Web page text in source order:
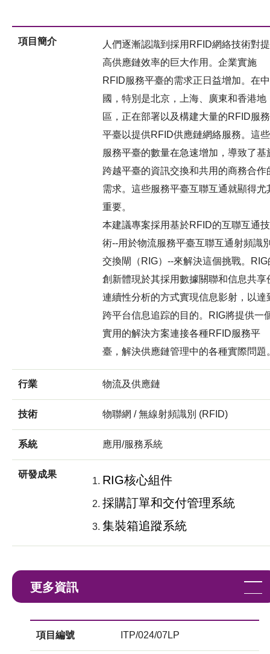
項目簡介
人們逐漸認識到採用RFID網絡技術對提
高供應鏈效率的巨大作用。企業實施
RFID服務平臺的需求正日益增加。在中
國，特別是北京，上海、廣東和香港地
區，正在部署以及構建大量的RFID服務
平臺以提供RFID供應鏈網絡服務。這些
服務平臺的數量在急速增加，導致了基
跨越平臺的資訊交換和共用的商務合作
需求。這些服務平臺互聯互通就顯得尤
重要。
本建議專案採用基於RFID的互聯互通技
術--用於物流服務平臺互聯互通射頻識
交換閘（RIG）--來解決這個挑戰。RIG
創新體現於其採用數據關聯和信息共享
連續性分析的方式實現信息影射，以達
跨平台信息追踪的目的。RIG將提供一
實用的解決方案連接各種RFID服務平
臺，解決供應鏈管理中的各種實際問題
行業 物流及供應鏈
技術 物聯網 / 無線射頻識別 (RFID)
系統 應用/服務系統
研發成果
RIG核心組件
採購訂單和交付管理系統
集裝箱追蹤系統
更多資訊
項目編號 ITP/024/07LP